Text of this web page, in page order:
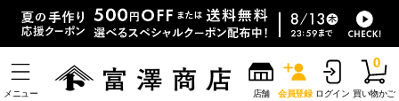
メニュー 店舗 会員登録 ログイン 買い物かご
0